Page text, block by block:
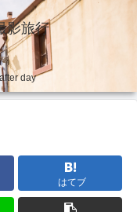
影旅行
day
はてブ